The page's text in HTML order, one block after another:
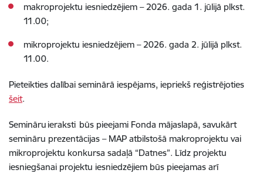
makroprojektu iesniedzējiem – 2026. gada 1. jūlijā plkst.
11.00;
mikroprojektu iesniedzējiem – 2026. gada 2. jūlijā plkst.
11.00.
Pieteikties dalībai seminārā iespējams, iepriekš reģistrējoties
šeit.
Semināru ieraksti būs pieejami Fonda mājaslapā, savukārt
semināru prezentācijas – MAP atbilstošā makroprojektu vai
mikroprojektu konkursa sadaļā “Datnes”. Līdz projektu
iesniegšanai projektu iesniedzējiem būs pieejamas arī